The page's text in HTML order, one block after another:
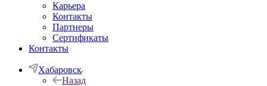
Карьера
Контакты
Партнеры
Сертификаты
Контакты
Хабаровск
Назад